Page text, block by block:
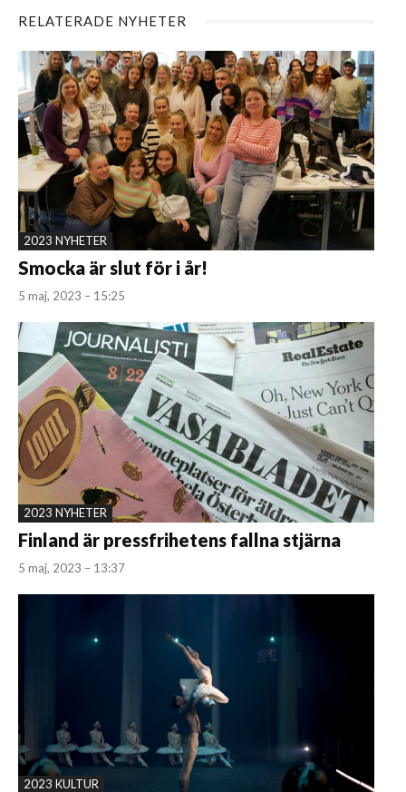
RELATERADE NYHETER
2023 NYHETER
Smocka är slut för i år!
5 maj, 2023 – 15:25
2023 NYHETER
Finland är pressfrihetens fallna stjärna
5 maj, 2023 – 13:37
2023 KULTUR